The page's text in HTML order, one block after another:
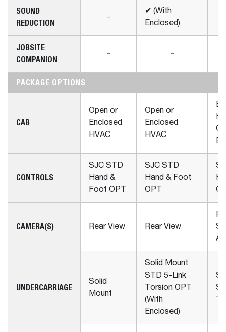
SOUND
REDUCTION
-
✔ (With
Enclosed)
JOBSITE
COMPANION
- -
PACKAGE OPTIONS
CAB
Open or
Enclosed
HVAC
Open or
Enclosed
HVAC
CONTROLS
SJC STD
Hand &
Foot OPT
SJC STD
Hand & Foot
OPT
CAMERA(S) Rear View Rear View
UNDERCARRIAGE
Solid
Mount
Solid Mount
STD 5-Link
Torsion OPT
(With
Enclosed)